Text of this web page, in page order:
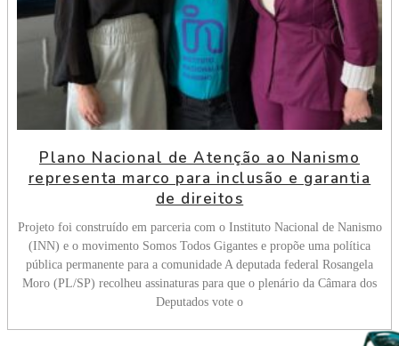
Plano Nacional de Atenção ao Nanismo
representa marco para inclusão e garantia
de direitos
Projeto foi construído em parceria com o Instituto Nacional de Nanismo
(INN) e o movimento Somos Todos Gigantes e propõe uma política
pública permanente para a comunidade A deputada federal Rosangela
Moro (PL/SP) recolheu assinaturas para que o plenário da Câmara dos
Deputados vote o